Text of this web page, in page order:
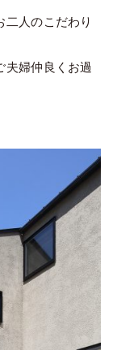
二人のこだわり
夫婦仲良くお過